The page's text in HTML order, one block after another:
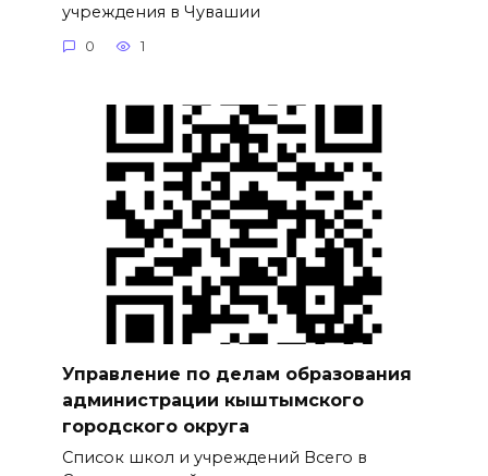
учреждения в Чувашии
0 1
Управление по делам образования
администрации кыштымского
городского округа
Список школ и учреждений Всего в